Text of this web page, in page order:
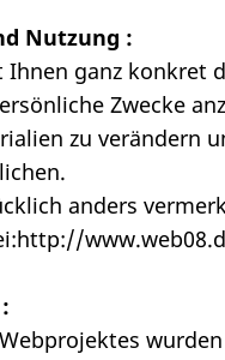
Nutzung :
Ihnen ganz konkret
Zwecke
zu verändern
anders